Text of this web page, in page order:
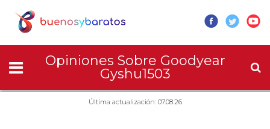
Opiniones Sobre Goodyear
Gyshu1503
Última actualización: 07.08.26